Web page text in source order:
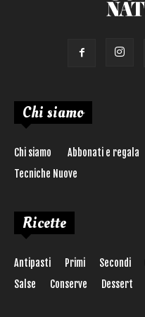
Chi siamo
Chi siamo Abbonati e regala
Tecniche Nuove
Ricette
Antipasti Primi Secondi
Salse
Conserve Dessert